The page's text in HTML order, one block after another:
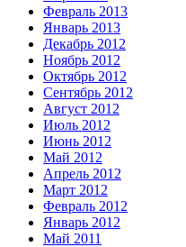
Февраль 2013
Январь 2013
Декабрь 2012
Ноябрь 2012
Октябрь 2012
Сентябрь 2012
Август 2012
Июль 2012
Июнь 2012
Май 2012
Апрель 2012
Март 2012
Февраль 2012
Январь 2012
Май 2011